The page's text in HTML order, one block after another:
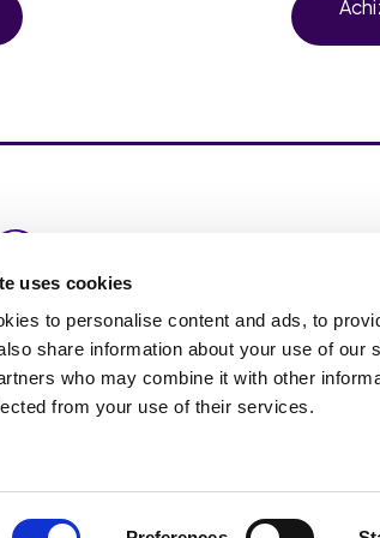
uses cookies
to personalise content and ads, to
share information about your use of our
who may combine it with other
from your use of their services.
intermediul unor suplimente și
testare și dovedite științific.